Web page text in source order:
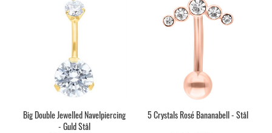
Big Double Jewelled Navelpiercing
- Guld Stål
5 Crystals Rosé Bananabell - Stål